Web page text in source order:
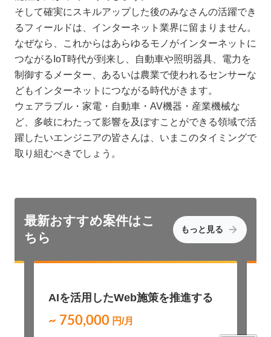
そして確実にスキルアップした後のみなさんの活躍でき
るフィールドは、インターネット業界に留まりません。
なぜなら、これからはあらゆるモノがインターネットに
つながるIoT時代が到来し、自動車や照明器具、電力を
制御するメーター、あるいは農業で使われるセンサーな
どもインターネットにつながる時代がきます。
ウェアラブル・家電・自動車・AV機器・産業機械な
ど、多岐にわたって影響を及ぼすことができる領域で活
躍したいエンジニアの皆さんは、いまこのタイミングで
取り組むべきでしょう。
最新おすすめ案件はこ
ちら
もっと見る
AIを活用したWeb施策を推進する
テクニカルディレクター
~ 750,000 円/月